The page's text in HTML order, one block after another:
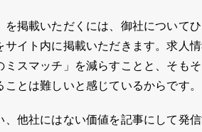
を掲載いただくには、御社について
サイト内に掲載いただきます。求人
ミスマッチ」を減らすことと、そもそ
とは難しいと感じているからです。
、他社にはない価値を記事にして発